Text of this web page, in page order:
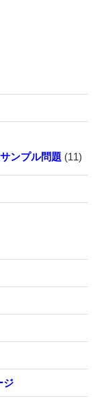
ンプル問題 (11)
ジ